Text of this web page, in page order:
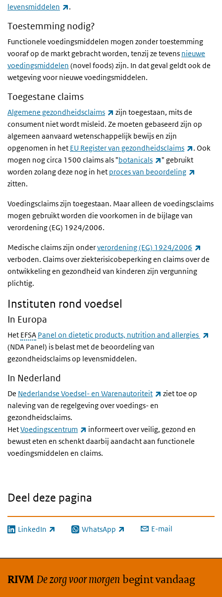
levensmiddelen
.
Toestemming nodig?
Functionele voedingsmiddelen mogen zonder toestemming
vooraf op de markt gebracht worden, tenzij ze tevens nieuwe
voedingsmiddelen (novel foods) zijn. In dat geval geldt ook de
wetgeving voor nieuwe voedingsmiddelen.
Toegestane claims
Algemene gezondheidsclaims (externe link)
zijn toegestaan, mits de
consument niet wordt misleid. Ze moeten gebaseerd zijn op
algemeen aanvaard wetenschappelijk bewijs en zijn
opgenomen in het EU Register van gezondheidsclaims
. Ook
mogen nog circa 1500 claims als "botanicals (externe link)
" gebruikt
worden zolang deze nog in het proces van beoordeling
zitten.
Voedingsclaims zijn toegestaan. Maar alleen de voedingsclaims
mogen gebruikt worden die voorkomen in de bijlage van
verordening (EG) 1924/2006.
Medische claims zijn onderverordening (EG) 1924/2006
verboden. Claims over ziekterisicobeperking en claims over de
ontwikkeling en gezondheid van kinderen zijn vergunning
plichtig.
Instituten rond voedsel
In Europa
Het EFSA Panel on dietetic products, nutrition and allergies
(NDA Panel) is belast met de beoordeling van
gezondheidsclaims op levensmiddelen.
In Nederland
De Nederlandse Voedsel- en Warenautoriteit (externe link)
ziet toe op
naleving van de regelgeving over voedings- en
gezondheidsclaims.
HetVoedingscentrum (externe link)
informeert over veilig, gezond en
bewust eten en schenkt daarbij aandacht aan functionele
voedingsmiddelen en claims.
Deel deze pagina
LinkedIn
(externe link) WhatsApp
(externe link) E-mail
RIVM De zorg voor morgen begint vandaag